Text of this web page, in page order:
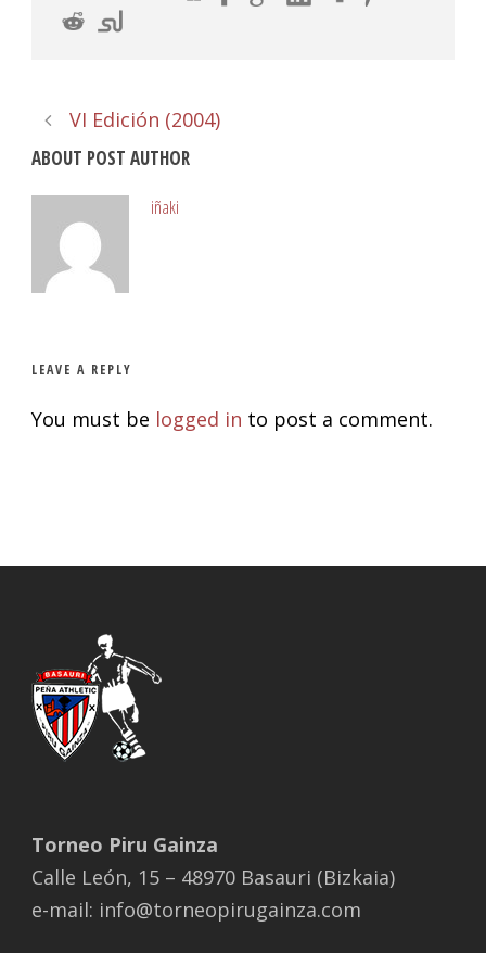
VI Edición (2004)
ABOUT POST AUTHOR
iñaki
LEAVE A REPLY
You must be logged in to post a comment.
Torneo Piru Gainza
Calle León, 15 – 48970 Basauri (Bizkaia)
e-mail: info@torneopirugainza.com